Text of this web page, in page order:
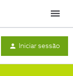
Menu
Iniciar sessão